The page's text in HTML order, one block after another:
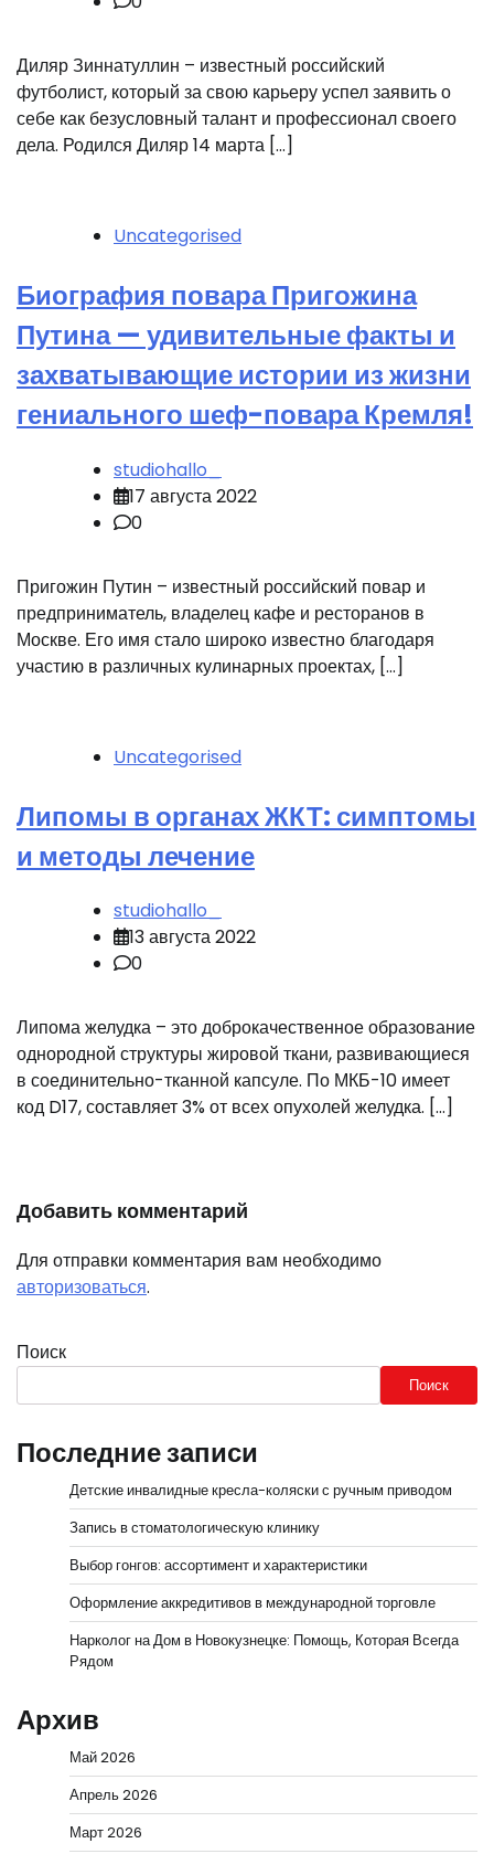
Диляр Зиннатуллин – известный российский
футболист, который за свою карьеру успел заявить о
себе как безусловный талант и профессионал своего
дела. Родился Диляр 14 марта […]
Uncategorised
Биография повара Пригожина
Путина — удивительные факты и
захватывающие истории из жизни
гениального шеф-повара Кремля!
studiohallo_
17 августа 2022
0
Пригожин Путин – известный российский повар и
предприниматель, владелец кафе и ресторанов в
Москве. Его имя стало широко известно благодаря
участию в различных кулинарных проектах, […]
Uncategorised
Липомы в органах ЖКТ: симптомы
и методы лечение
studiohallo_
13 августа 2022
0
Липома желудка – это доброкачественное образование
однородной структуры жировой ткани, развивающиеся
в соединительно-тканной капсуле. По МКБ-10 имеет
код D17, составляет 3% от всех опухолей желудка. […]
Добавить комментарий
Для отправки комментария вам необходимо
авторизоваться.
Поиск
Поиск
Последние записи
Детские инвалидные кресла-коляски с ручным приводом
Запись в стоматологическую клинику
Выбор гонгов: ассортимент и характеристики
Оформление аккредитивов в международной торговле
Нарколог на Дом в Новокузнецке: Помощь, Которая Всегда
Рядом
Архив
Май 2026
Апрель 2026
Март 2026